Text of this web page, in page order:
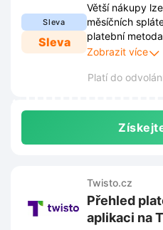
Sleva
Sleva
Větší nákupy
měsíčních
platební
menší části a
Zobrazit více
Platí do
Twisto.cz
Přehled
aplikaci na